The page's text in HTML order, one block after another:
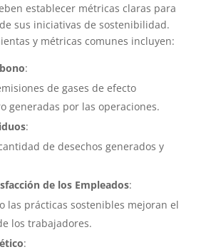
establecer métricas claras para
sus iniciativas de sostenibilidad.
y métricas comunes incluyen:
:
de gases de efecto
generadas por las operaciones.
:
de desechos generados y
de los Empleados:
las prácticas sostenibles mejoran el
los trabajadores.
: